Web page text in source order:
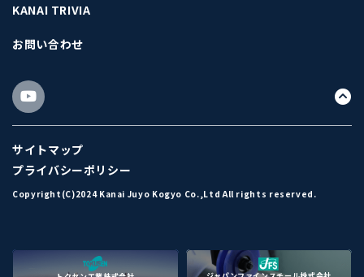
KANAI TRIVIA
お問い合わせ
Copyright(C)2024 Kanai Juyo Kogyo Co.,Ltd All rights reserved.
サイトマップ
プライバシーポリシー